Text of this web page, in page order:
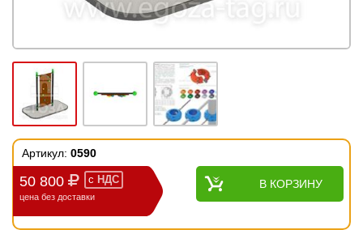
Артикул: 0590
50 800 с НДС
цена без доставки
В КОРЗИНУ